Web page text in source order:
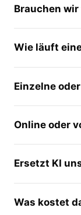
Brauchen
Wie läuft
Einzelne
Online oder
Ersetzt KI
Was kostet